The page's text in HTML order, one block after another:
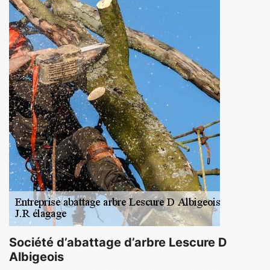
Société d’abattage d’arbre Lescure D
Albigeois